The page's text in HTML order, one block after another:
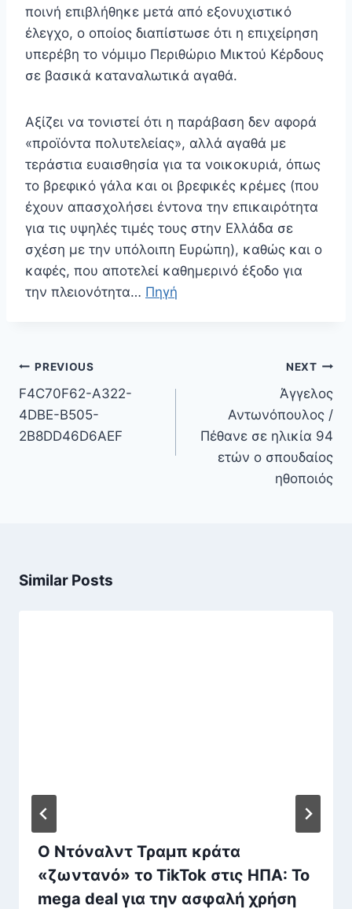
ποινή επιβλήθηκε μετά από εξονυχιστικό
έλεγχο, ο οποίος διαπίστωσε ότι η επιχείρηση
υπερέβη το νόμιμο Περιθώριο Μικτού Κέρδους
σε βασικά καταναλωτικά αγαθά.
Αξίζει να τονιστεί ότι η παράβαση δεν αφορά
«προϊόντα πολυτελείας», αλλά αγαθά με
τεράστια ευαισθησία για τα νοικοκυριά, όπως
το βρεφικό γάλα και οι βρεφικές κρέμες (που
έχουν απασχολήσει έντονα την επικαιρότητα
για τις υψηλές τιμές τους στην Ελλάδα σε
σχέση με την υπόλοιπη Ευρώπη), καθώς και ο
καφές, που αποτελεί καθημερινό έξοδο για
την πλειονότητα… Πηγή
Πλοήγηση
άρθρων
PREVIOUS
F4C70F62-A322-
4DBE-B505-
2B8DD46D6AEF
NEXT
Άγγελος
Αντωνόπουλος /
Πέθανε σε ηλικία 94
ετών ο σπουδαίος
ηθοποιός
Similar Posts
O Ντόναλντ Τραμπ κράτα
«ζωντανό» το TikTok στις ΗΠΑ: Το
mega deal για την ασφαλή χρήση